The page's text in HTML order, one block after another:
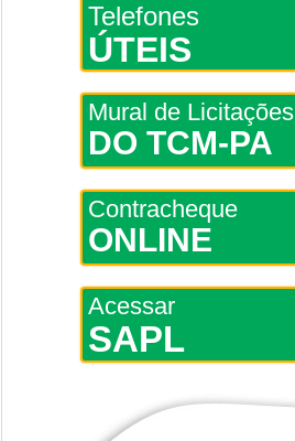
Telefones
ÚTEIS
Mural de Licitações
DO TCM-PA
Contracheque
ONLINE
Acessar
SAPL